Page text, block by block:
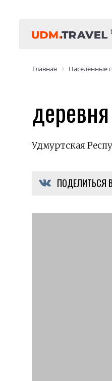
Главная Населённые
Удмуртская
ПОДЕЛИТЬСЯ